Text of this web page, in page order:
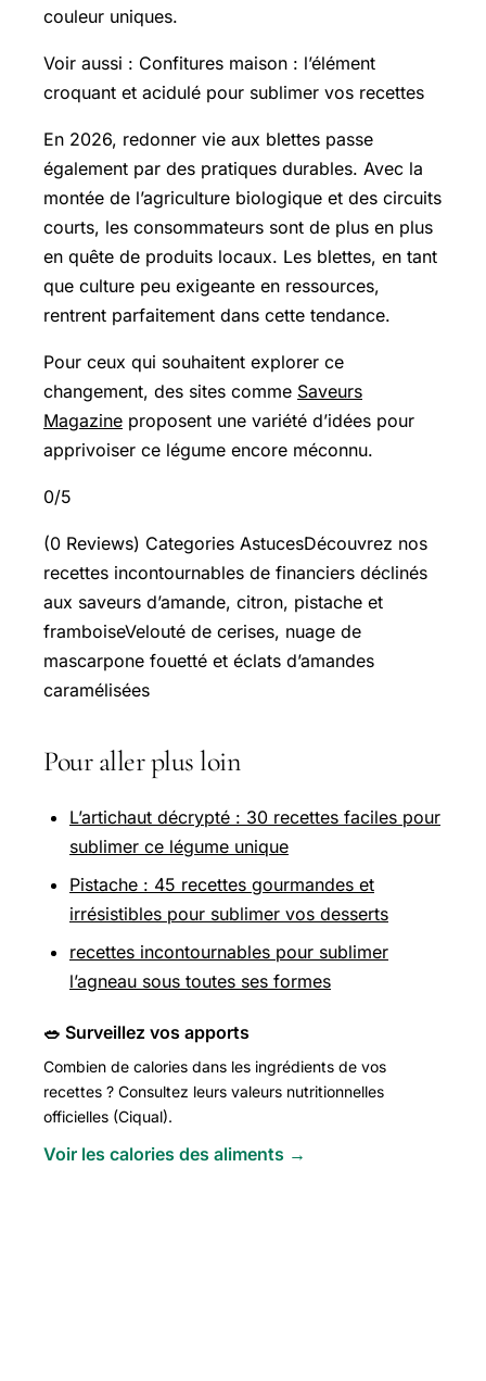
couleur uniques.
Voir aussi : Confitures maison : l’élément
croquant et acidulé pour sublimer vos recettes
En 2026, redonner vie aux blettes passe
également par des pratiques durables. Avec la
montée de l’agriculture biologique et des circuits
courts, les consommateurs sont de plus en plus
en quête de produits locaux. Les blettes, en tant
que culture peu exigeante en ressources,
rentrent parfaitement dans cette tendance.
Pour ceux qui souhaitent explorer ce
changement, des sites comme Saveurs
Magazine proposent une variété d’idées pour
apprivoiser ce légume encore méconnu.
0/5
(0 Reviews) Categories AstucesDécouvrez nos
recettes incontournables de financiers déclinés
aux saveurs d’amande, citron, pistache et
framboiseVelouté de cerises, nuage de
mascarpone fouetté et éclats d’amandes
caramélisées
Pour aller plus loin
L’artichaut décrypté : 30 recettes faciles pour
sublimer ce légume unique
Pistache : 45 recettes gourmandes et
irrésistibles pour sublimer vos desserts
recettes incontournables pour sublimer
l’agneau sous toutes ses formes
🥗 Surveillez vos apports
Combien de calories dans les ingrédients de vos
recettes ? Consultez leurs valeurs nutritionnelles
officielles (Ciqual).
Voir les calories des aliments →